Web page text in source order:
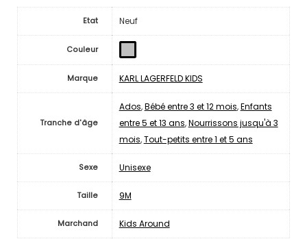
Etat Neuf
Couleur
Marque KARL LAGERFELD KIDS
Tranche d'âge
Ados,Bébé entre 3 et 12 mois,Enfants
entre 5 et 13 ans,Nourrissons jusqu'à 3
mois,Tout-petits entre 1 et 5 ans
Sexe Unisexe
Taille 9M
Marchand Kids Around